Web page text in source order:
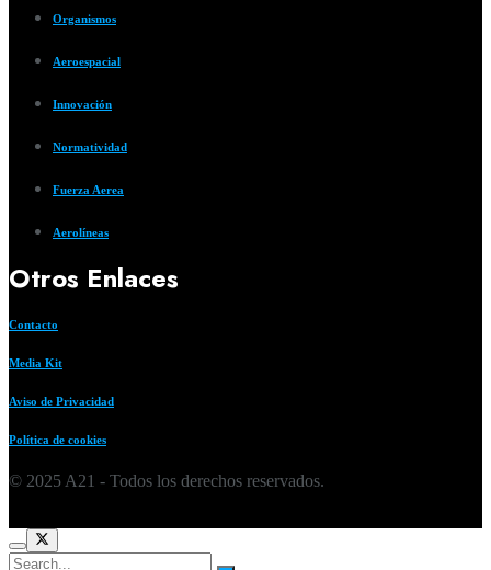
Organismos
Aeroespacial
Innovación
Normatividad
Fuerza Aerea
Aerolíneas
Otros Enlaces
Contacto
Media Kit
Aviso de Privacidad
Política de cookies
© 2025 A21 - Todos los derechos reservados.